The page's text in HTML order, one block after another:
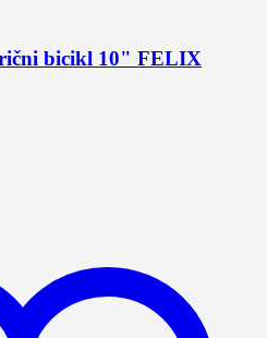
bicikl 10" FELIX